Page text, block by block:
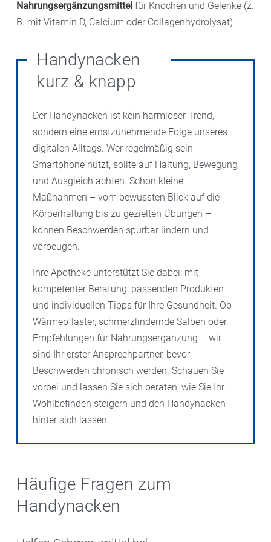
Nahrungsergänzungsmittel für Knochen und Gelenke (z.
B. mit Vitamin D, Calcium oder Collagenhydrolysat)
Handynacken
kurz & knapp
Der Handynacken ist kein harmloser Trend,
sondern eine ernstzunehmende Folge unseres
digitalen Alltags. Wer regelmäßig sein
Smartphone nutzt, sollte auf Haltung, Bewegung
und Ausgleich achten. Schon kleine
Maßnahmen – vom bewussten Blick auf die
Körperhaltung bis zu gezielten Übungen –
können Beschwerden spürbar lindern und
vorbeugen.
Ihre Apotheke unterstützt Sie dabei: mit
kompetenter Beratung, passenden Produkten
und individuellen Tipps für Ihre Gesundheit. Ob
Wärmepflaster, schmerzlindernde Salben oder
Empfehlungen für Nahrungsergänzung – wir
sind Ihr erster Ansprechpartner, bevor
Beschwerden chronisch werden. Schauen Sie
vorbei und lassen Sie sich beraten, wie Sie Ihr
Wohlbefinden steigern und den Handynacken
hinter sich lassen.
Häufige Fragen zum
Handynacken